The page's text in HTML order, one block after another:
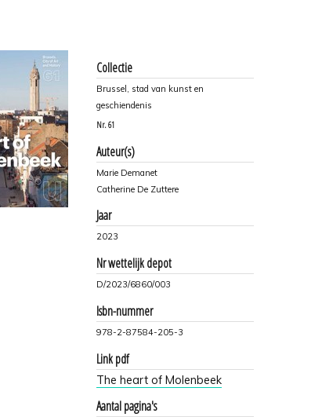
Collectie
Brussel, stad van kunst en
geschiendenis
Nr. 61
Auteur(s)
Marie Demanet
Catherine De Zuttere
Jaar
2023
Nr wettelijk depot
D/2023/6860/003
Isbn-nummer
978-2-87584-205-3
Link pdf
The heart of Molenbeek
Aantal pagina's